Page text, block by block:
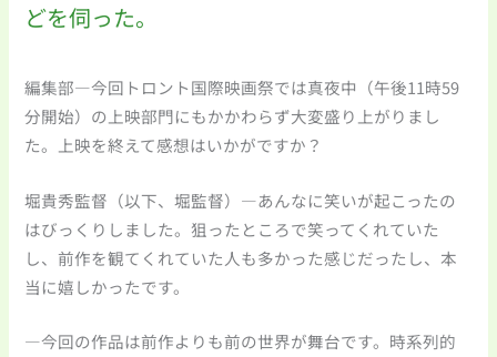
どを伺った。
編集部―今回トロント国際映画祭では真夜中（午後11時59
分開始）の上映部門にもかかわらず大変盛り上がりまし
た。上映を終えて感想はいかがですか？
堀貴秀監督（以下、堀監督）―あんなに笑いが起こったの
はびっくりしました。狙ったところで笑ってくれていた
し、前作を観てくれていた人も多かった感じだったし、本
当に嬉しかったです。
―今回の作品は前作よりも前の世界が舞台です。時系列的